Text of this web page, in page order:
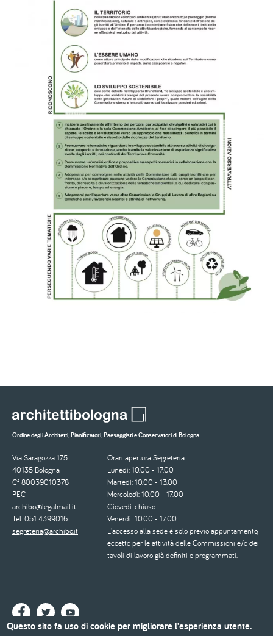
Ordine degli Architetti, Pianificatori, Paesaggisti e Conservatori di Bologna
Via Saragozza 175
40135 Bologna
Cf 80039010378
PEC
archibo@legalmail.it
Tel. 051 4399016
segreteria@archibo.it
Orari apertura Segreteria:
Lunedì: 10.00 - 17.00
Martedì: 10.00 - 13.00
Mercoledì: 10.00 - 17.00
Giovedì: chiuso
Venerdì: 10.00 - 17.00
L'accesso alla sede è solo previo appuntamento,
eccetto per le attività delle Commissioni e/o dei
tavoli di lavoro già definiti e programmati.
Questo sito fa uso di cookie per migliorare l'esperienza utente.